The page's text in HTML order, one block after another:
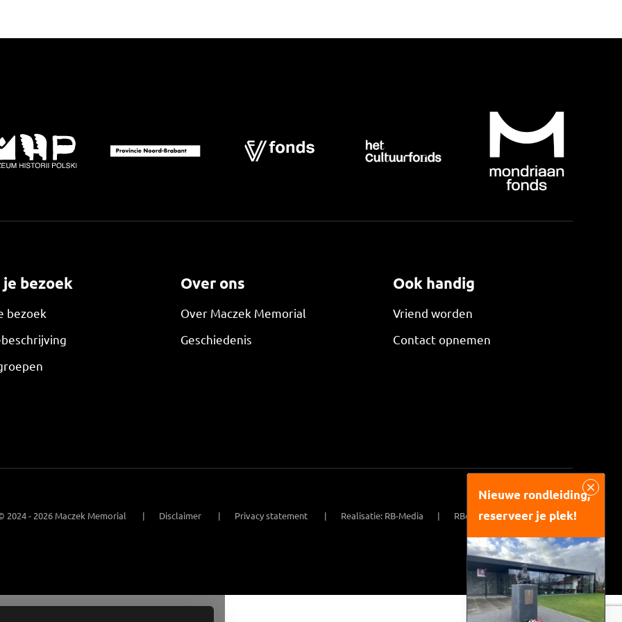
je bezoek
bezoek
Over ons
Over Maczek Memorial
Geschiedenis
Ook handig
Vriend worden
Contact opnemen
2024 - 2026 Maczek Memorial Disclaimer Privacy statement Realisatie: RB-Media RBorne website ontwikkeling
Nieuwe rondleiding,
reserveer je plek!